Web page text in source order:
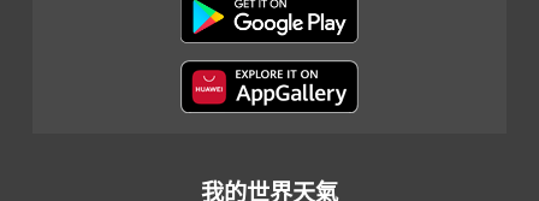
我的世界天氣